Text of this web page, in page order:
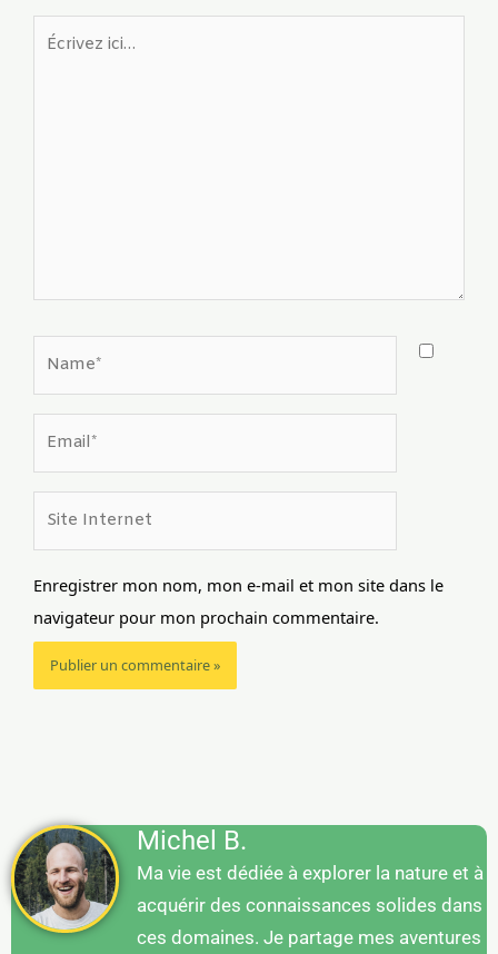
Écrivez
Enregistrer mon nom, mon e-mail et mon site dans le
navigateur pour mon prochain commentaire.
Michel B.
Ma vie est dédiée à explorer la nature et à
acquérir des connaissances solides dans
ces domaines. Je partage mes aventures